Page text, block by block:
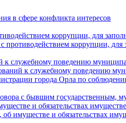
в сфере конфликта интересов
коррупции, для
коррупции, для
к служебному поведению
к служебному поведению
города Орла по
с бывшим государственным,
и обязательствах
имуществе и обязательствах